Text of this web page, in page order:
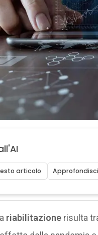
articolo
a riabilitazionerisulta